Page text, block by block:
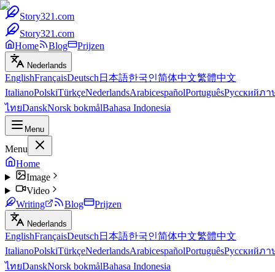
Story321.com
Story321.com
Home
Blog Prijzen
Nederlands
EnglishFrançaisDeutsch 日本語한국인简体中文繁體中文
ItalianoPolskiTürkçeNederlandsArabicespañolPortuguêsРусскийภา
ไทยDanskNorsk bokmålBahasa Indonesia
Menu
Menu
Home
Image
Video
Writing
Blog Prijzen
Nederlands
EnglishFrançaisDeutsch 日本語한국인简体中文繁體中文
ItalianoPolskiTürkçeNederlandsArabicespañolPortuguêsРусскийภา
ไทยDanskNorsk bokmålBahasa Indonesia